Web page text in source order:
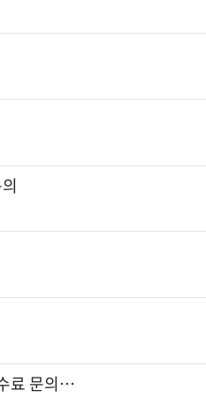
사회복지시설 회계검증 수수료 문의 드립니다.